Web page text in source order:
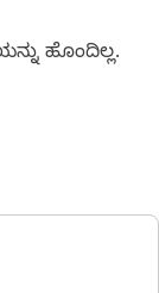
ಹೊಂದಿಲ್ಲ.